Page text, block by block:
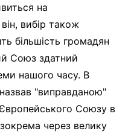
на
вибір також
більшість громадян
Союз здатний
нашого часу. В
"виправданою"
Союзу в
через велику